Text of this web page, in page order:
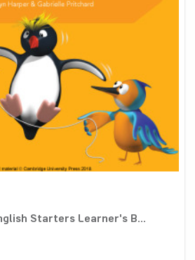
Starters Learner's B...